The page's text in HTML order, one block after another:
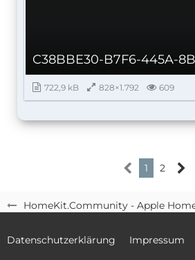
HomeKit.Community - Apple
722,9 kB 828×1.792 609
1 2
Datenschutzerklärung Impressum